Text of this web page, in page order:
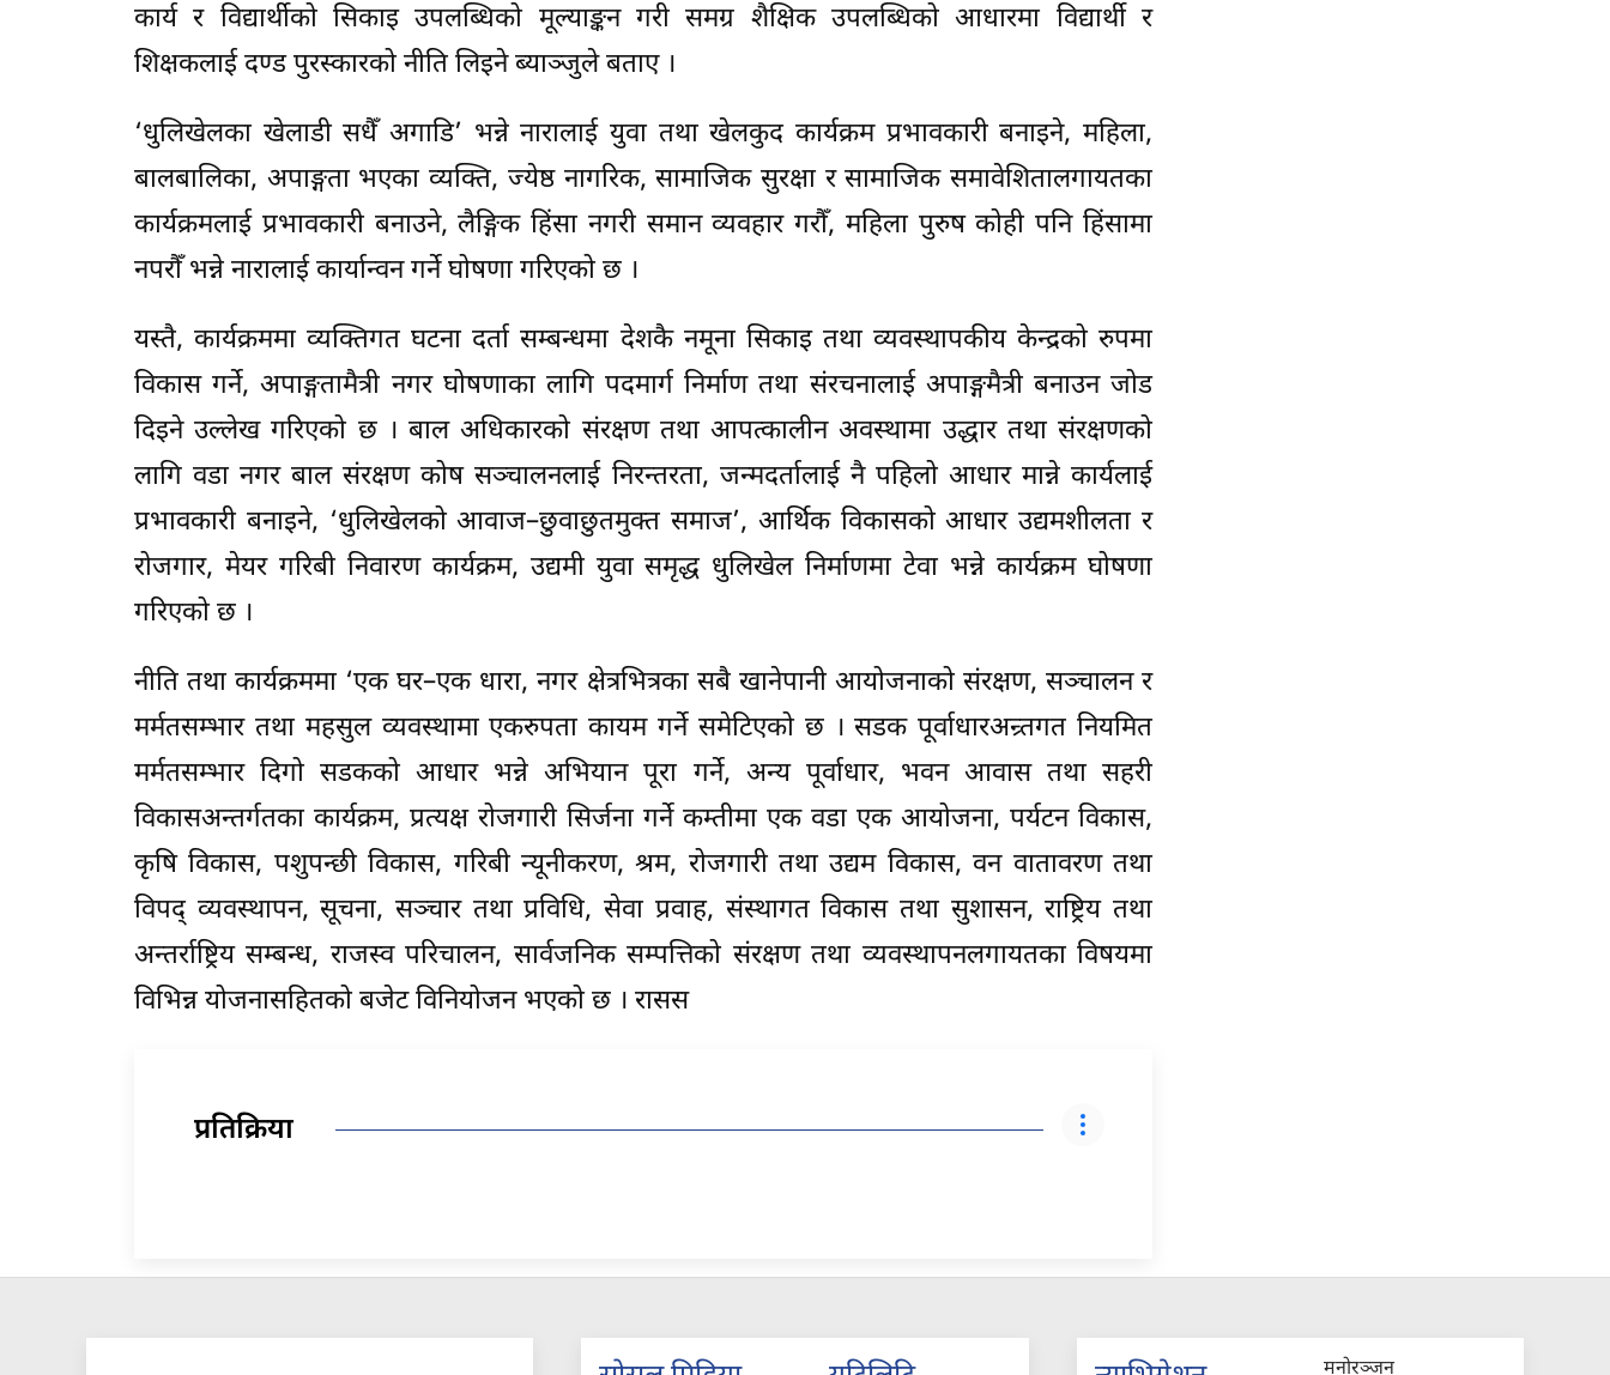
कार्य र विद्यार्थीको सिकाइ उपलब्धिको मूल्याङ्कन गरी समग्र शैक्षिक उपलब्धिको आधारमा विद्यार्थी र
शिक्षकलाई दण्ड पुरस्कारको नीति लिइने ब्याञ्जुले बताए ।
‘धुलिखेलका खेलाडी सधैँ अगाडि’ भन्ने नारालाई युवा तथा खेलकुद कार्यक्रम प्रभावकारी बनाइने, महिला,
बालबालिका, अपाङ्गता भएका व्यक्ति, ज्येष्ठ नागरिक, सामाजिक सुरक्षा र सामाजिक समावेशितालगायतका
कार्यक्रमलाई प्रभावकारी बनाउने, लैङ्गिक हिंसा नगरी समान व्यवहार गरौँ, महिला पुरुष कोही पनि हिंसामा
नपरौँ भन्ने नारालाई कार्यान्वन गर्ने घोषणा गरिएको छ ।
यस्तै, कार्यक्रममा व्यक्तिगत घटना दर्ता सम्बन्धमा देशकै नमूना सिकाइ तथा व्यवस्थापकीय केन्द्रको रुपमा
विकास गर्ने, अपाङ्गतामैत्री नगर घोषणाका लागि पदमार्ग निर्माण तथा संरचनालाई अपाङ्गमैत्री बनाउन जोड
दिइने उल्लेख गरिएको छ । बाल अधिकारको संरक्षण तथा आपत्कालीन अवस्थामा उद्धार तथा संरक्षणको
लागि वडा नगर बाल संरक्षण कोष सञ्चालनलाई निरन्तरता, जन्मदर्तालाई नै पहिलो आधार मान्ने कार्यलाई
प्रभावकारी बनाइने, ‘धुलिखेलको आवाज–छुवाछुतमुक्त समाज’, आर्थिक विकासको आधार उद्यमशीलता र
रोजगार, मेयर गरिबी निवारण कार्यक्रम, उद्यमी युवा समृद्ध धुलिखेल निर्माणमा टेवा भन्ने कार्यक्रम घोषणा
गरिएको छ ।
नीति तथा कार्यक्रममा ‘एक घर–एक धारा, नगर क्षेत्रभित्रका सबै खानेपानी आयोजनाको संरक्षण, सञ्चालन र
मर्मतसम्भार तथा महसुल व्यवस्थामा एकरुपता कायम गर्ने समेटिएको छ । सडक पूर्वाधारअन्र्तगत नियमित
मर्मतसम्भार दिगो सडकको आधार भन्ने अभियान पूरा गर्ने, अन्य पूर्वाधार, भवन आवास तथा सहरी
विकासअन्तर्गतका कार्यक्रम, प्रत्यक्ष रोजगारी सिर्जना गर्ने कम्तीमा एक वडा एक आयोजना, पर्यटन विकास,
कृषि विकास, पशुपन्छी विकास, गरिबी न्यूनीकरण, श्रम, रोजगारी तथा उद्यम विकास, वन वातावरण तथा
विपद् व्यवस्थापन, सूचना, सञ्चार तथा प्रविधि, सेवा प्रवाह, संस्थागत विकास तथा सुशासन, राष्ट्रिय तथा
अन्तर्राष्ट्रिय सम्बन्ध, राजस्व परिचालन, सार्वजनिक सम्पत्तिको संरक्षण तथा व्यवस्थापनलगायतका विषयमा
विभिन्न योजनासहितको बजेट विनियोजन भएको छ । रासस
प्रतिक्रिया
मनोरञ्जन